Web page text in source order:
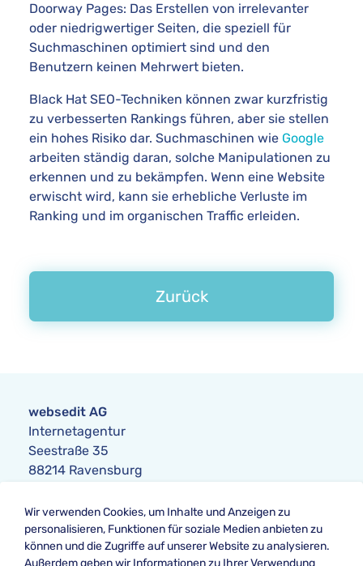
Doorway Pages: Das Erstellen von irrelevanter
oder niedrigwertiger Seiten, die speziell für
Suchmaschinen optimiert sind und den
Benutzern keinen Mehrwert bieten.
Black Hat SEO-Techniken können zwar kurzfristig
zu verbesserten Rankings führen, aber sie stellen
ein hohes Risiko dar. Suchmaschinen wie Google
arbeiten ständig daran, solche Manipulationen zu
erkennen und zu bekämpfen. Wenn eine Website
erwischt wird, kann sie erhebliche Verluste im
Ranking und im organischen Traffic erleiden.
Zurück
websedit AG
Internetagentur
Seestraße 35
88214 Ravensburg
Telefon:+49 751 354104-0
Telefax: +49 751 354104-42
E-Mail:anfrage@websedit.de
Wir verwenden Cookies, um Inhalte und Anzeigen zu
personalisieren, Funktionen für soziale Medien anbieten zu
können und die Zugriffe auf unserer Website zu analysieren.
Außerdem geben wir Informationen zu Ihrer Verwendung